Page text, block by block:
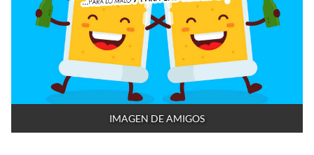
IMAGEN DE AMIGOS